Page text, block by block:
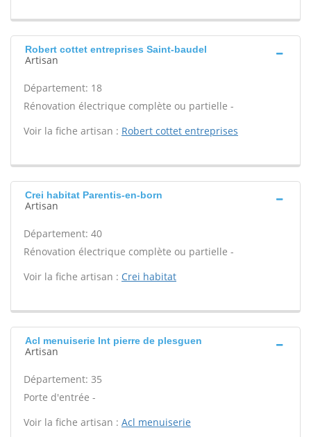
Robert cottet entreprises Saint-baudel
Artisan
Département: 18
Rénovation électrique complète ou partielle -
Voir la fiche artisan : Robert cottet entreprises
Crei habitat Parentis-en-born
Artisan
Département: 40
Rénovation électrique complète ou partielle -
Voir la fiche artisan : Crei habitat
Acl menuiserie Int pierre de plesguen
Artisan
Département: 35
Porte d'entrée -
Voir la fiche artisan : Acl menuiserie